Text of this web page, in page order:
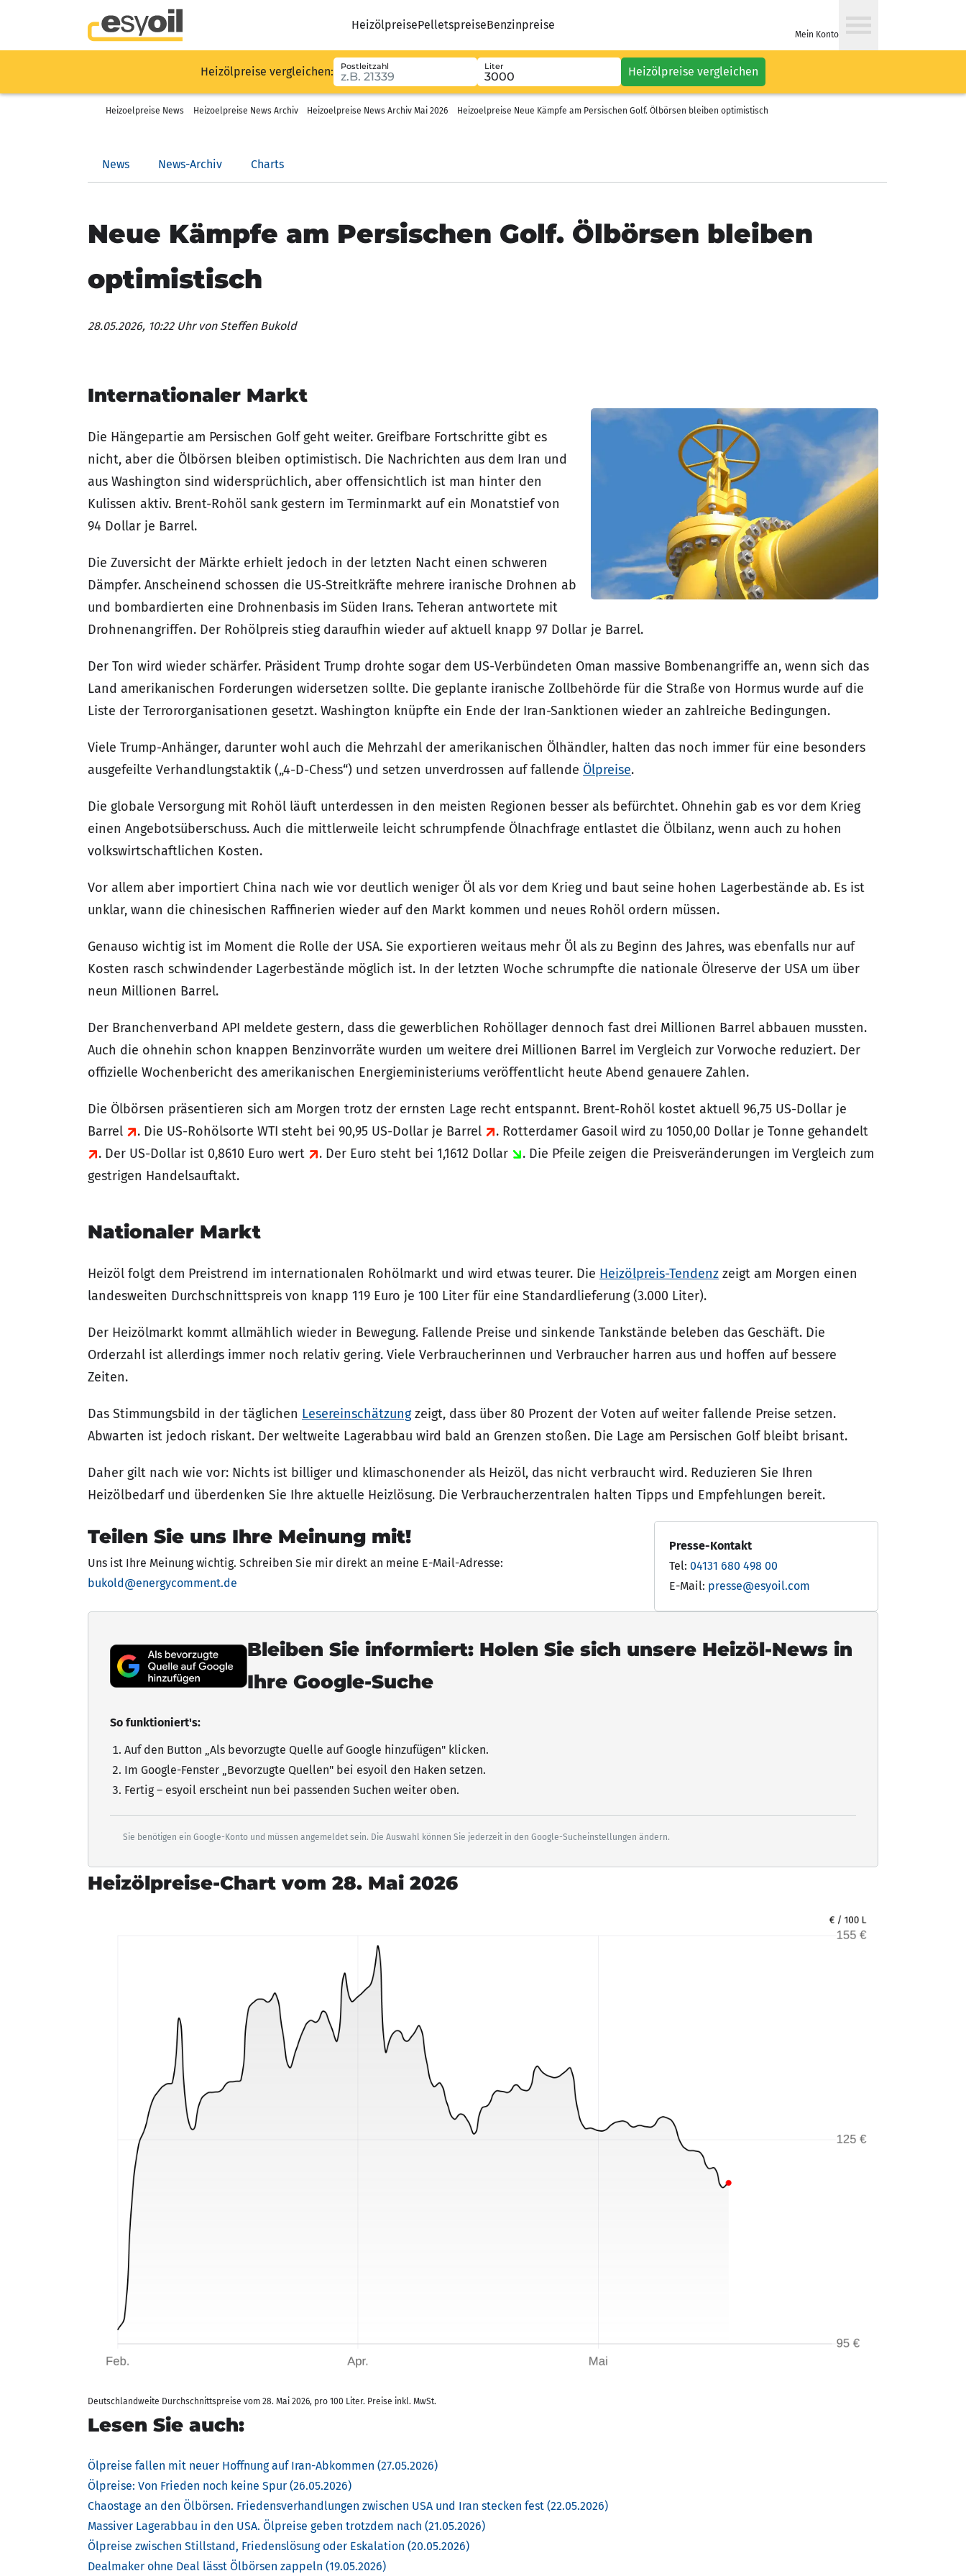
HeizölpreisePelletspreiseBenzinpreise
Mein Konto
Heizölpreise vergleichen: Postleitzahl Liter Heizölpreise vergleichen
Heizoelpreise News Heizoelpreise News Archiv Heizoelpreise News Archiv Mai 2026 Heizoelpreise Neue Kämpfe am Persischen Golf. Ölbörsen bleiben optimistisch
News News-Archiv Charts
Neue Kämpfe am Persischen Golf. Ölbörsen bleiben
optimistisch
28.05.2026, 10:22 Uhrvon Steffen Bukold
Internationaler Markt
Die Hängepartie am Persischen Golf geht weiter. Greifbare Fortschritte gibt es
nicht, aber die Ölbörsen bleiben optimistisch. Die Nachrichten aus dem Iran und
aus Washington sind widersprüchlich, aber offensichtlich ist man hinter den
Kulissen aktiv. Brent-Rohöl sank gestern im Terminmarkt auf ein Monatstief von
94 Dollar je Barrel.
Die Zuversicht der Märkte erhielt jedoch in der letzten Nacht einen schweren
Dämpfer. Anscheinend schossen die US-Streitkräfte mehrere iranische Drohnen ab
und bombardierten eine Drohnenbasis im Süden Irans. Teheran antwortete mit
Drohnenangriffen. Der Rohölpreis stieg daraufhin wieder auf aktuell knapp 97 Dollar je Barrel.
Der Ton wird wieder schärfer. Präsident Trump drohte sogar dem US-Verbündeten Oman massive Bombenangriffe an, wenn sich das
Land amerikanischen Forderungen widersetzen sollte. Die geplante iranische Zollbehörde für die Straße von Hormus wurde auf die
Liste der Terrororganisationen gesetzt. Washington knüpfte ein Ende der Iran-Sanktionen wieder an zahlreiche Bedingungen.
Viele Trump-Anhänger, darunter wohl auch die Mehrzahl der amerikanischen Ölhändler, halten das noch immer für eine besonders
ausgefeilte Verhandlungstaktik („4-D-Chess“) und setzen unverdrossen auf fallende Ölpreise.
Die globale Versorgung mit Rohöl läuft unterdessen in den meisten Regionen besser als befürchtet. Ohnehin gab es vor dem Krieg
einen Angebotsüberschuss. Auch die mittlerweile leicht schrumpfende Ölnachfrage entlastet die Ölbilanz, wenn auch zu hohen
volkswirtschaftlichen Kosten.
Vor allem aber importiert China nach wie vor deutlich weniger Öl als vor dem Krieg und baut seine hohen Lagerbestände ab. Es ist
unklar, wann die chinesischen Raffinerien wieder auf den Markt kommen und neues Rohöl ordern müssen.
Genauso wichtig ist im Moment die Rolle der USA. Sie exportieren weitaus mehr Öl als zu Beginn des Jahres, was ebenfalls nur auf
Kosten rasch schwindender Lagerbestände möglich ist. In der letzten Woche schrumpfte die nationale Ölreserve der USA um über
neun Millionen Barrel.
Der Branchenverband API meldete gestern, dass die gewerblichen Rohöllager dennoch fast drei Millionen Barrel abbauen mussten.
Auch die ohnehin schon knappen Benzinvorräte wurden um weitere drei Millionen Barrel im Vergleich zur Vorwoche reduziert. Der
offizielle Wochenbericht des amerikanischen Energieministeriums veröffentlicht heute Abend genauere Zahlen.
Die Ölbörsen präsentieren sich am Morgen trotz der ernsten Lage recht entspannt. Brent-Rohöl kostet aktuell 96,75 US-Dollar je
Barrel
. Die US-Rohölsorte WTI steht bei 90,95 US-Dollar je Barrel
. Rotterdamer Gasoil wird zu 1050,00 Dollar je Tonne gehandelt
. Der US-Dollar ist 0,8610 Euro wert
. Der Euro steht bei 1,1612 Dollar
. Die Pfeile zeigen die Preisveränderungen im Vergleich zum
gestrigen Handelsauftakt.
Nationaler Markt
Heizöl folgt dem Preistrend im internationalen Rohölmarkt und wird etwas teurer. Die Heizölpreis-Tendenz zeigt am Morgen einen
landesweiten Durchschnittspreis von knapp 119 Euro je 100 Liter für eine Standardlieferung (3.000 Liter).
Der Heizölmarkt kommt allmählich wieder in Bewegung. Fallende Preise und sinkende Tankstände beleben das Geschäft. Die
Orderzahl ist allerdings immer noch relativ gering. Viele Verbraucherinnen und Verbraucher harren aus und hoffen auf bessere
Zeiten.
Das Stimmungsbild in der täglichen Lesereinschätzungzeigt, dass über 80 Prozent der Voten auf weiter fallende Preise setzen.
Abwarten ist jedoch riskant. Der weltweite Lagerabbau wird bald an Grenzen stoßen. Die Lage am Persischen Golf bleibt brisant.
Daher gilt nach wie vor: Nichts ist billiger und klimaschonender als Heizöl, das nicht verbraucht wird. Reduzieren Sie Ihren
Heizölbedarf und überdenken Sie Ihre aktuelle Heizlösung. Die Verbraucherzentralen halten Tipps und Empfehlungen bereit.
Teilen Sie uns Ihre Meinung mit!
Uns ist Ihre Meinung wichtig. Schreiben Sie mir direkt an meine E-Mail-Adresse:
bukold@energycomment.de
Presse-Kontakt
Tel: 04131 680 498 00
E-Mail: presse@esyoil.com
Bleiben Sie informiert: Holen Sie sich unsere Heizöl-News in
Ihre Google-Suche
So funktioniert's:
Auf den Button „Als bevorzugte Quelle auf Google hinzufügen" klicken.
Im Google-Fenster „Bevorzugte Quellen" bei esyoil den Haken setzen.
Fertig – esyoil erscheint nun bei passenden Suchen weiter oben.
Sie benötigen ein Google-Konto und müssen angemeldet sein. Die Auswahl können Sie jederzeit in den Google-Sucheinstellungen ändern.
Heizölpreise-Chart vom 28. Mai 2026
Deutschlandweite Durchschnittspreise vom 28. Mai 2026, pro 100 Liter. Preise inkl. MwSt.
Lesen Sie auch:
Ölpreise fallen mit neuer Hoffnung auf Iran-Abkommen (27.05.2026)
Ölpreise: Von Frieden noch keine Spur (26.05.2026)
Chaostage an den Ölbörsen. Friedensverhandlungen zwischen USA und Iran stecken fest (22.05.2026)
Massiver Lagerabbau in den USA. Ölpreise geben trotzdem nach (21.05.2026)
Ölpreise zwischen Stillstand, Friedenslösung oder Eskalation (20.05.2026)
Dealmaker ohne Deal lässt Ölbörsen zappeln (19.05.2026)